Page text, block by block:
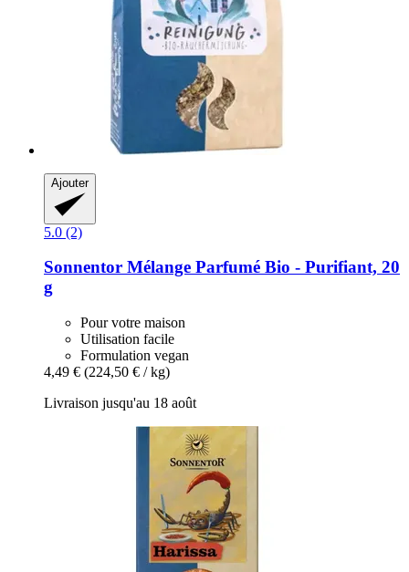
Ajouter
5.0 (2)
Sonnentor Mélange Parfumé Bio -​ Purifiant, 20
g
Pour votre maison
Utilisation facile
Formulation vegan
4,49 € (224,50 € / kg)
Livraison jusqu'au 18 août